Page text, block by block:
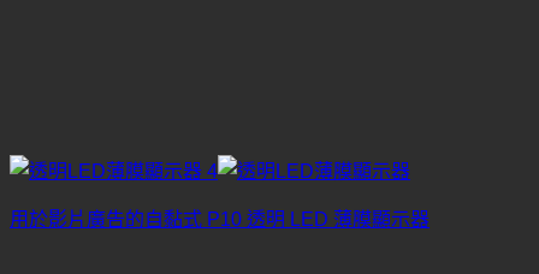
用於影片廣告的自黏式 P10 透明 LED 薄膜顯示器